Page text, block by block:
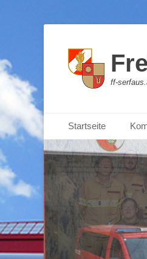
ff-
zum
Inhalt
Startseite